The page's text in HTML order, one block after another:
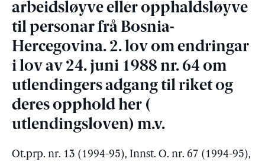
arbeidsløyve eller opphaldsløyve
til personar frå Bosnia-
Hercegovina. 2. lov om endringar
i lov av 24. juni 1988 nr. 64 om
utlendingers adgang til riket og
deres opphold her (
utlendingsloven) m.v.
Ot.prp. nr. 13 (1994-95), Innst. O. nr. 67 (1994-95),